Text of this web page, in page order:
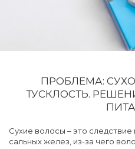
ПРОБЛЕМА:
ТУСКЛОСТЬ.
Сухие волосы – это
сальных желез, из-за чего